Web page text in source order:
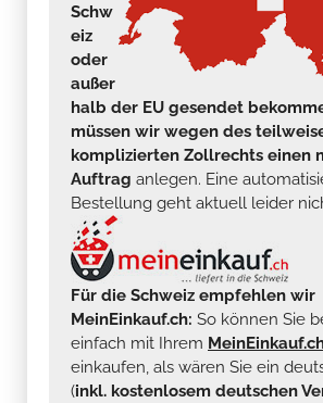
Schw
eiz
oder
außer
halb der EU gesendet
müssen wir wegen des
komplizierten Zollrechts einen
Auftrag anlegen. Eine
Bestellung geht aktuell leider
Für die Schweiz empfehlen wir
MeinEinkauf.ch: So können Sie
einfach mit Ihrem
einkaufen, als wären Sie ein
(inkl. kostenlosem deutschen